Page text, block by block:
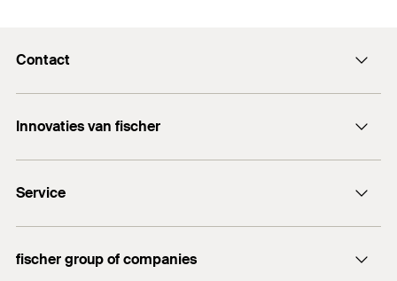
Contact
info@fischer.nl
+31 35 6 95 66 66
Innovaties van fischer
DuoSeal
Traploze stelschroef FAFS
FIS V Plus
Service
Technisch advies
fischer group of companies